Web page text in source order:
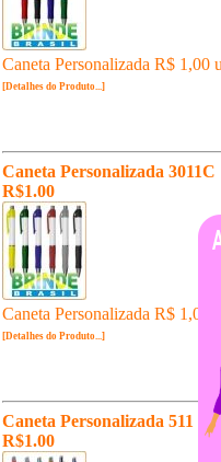
Caneta Personalizada R$
[Detalhes do Produto...]
Caneta Personalizada 3011C
R$1.00
Caneta Personalizada R$
[Detalhes do Produto...]
Caneta Personalizada 511
R$1.00